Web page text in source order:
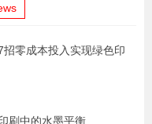
零成本投入实现绿色印
刷中的水墨平衡